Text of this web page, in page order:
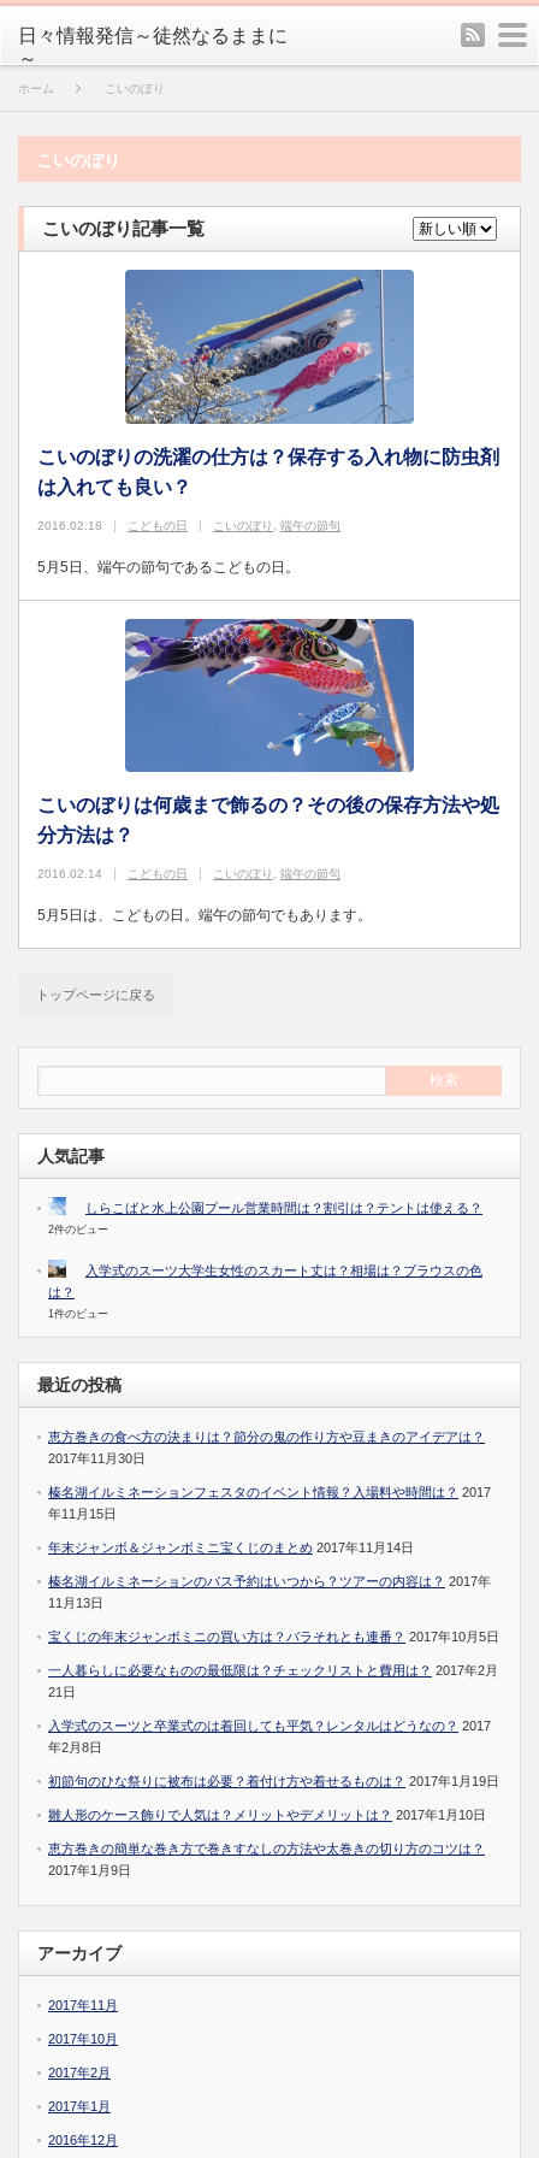
日々情報発信～徒然なるままに
～
rss
ホーム こいのぼり
こいのぼり
こいのぼり記事一覧
こいのぼりの洗濯の仕方は？保存する入れ物に防虫剤
は入れても良い？
2016.02.18 こどもの日 こいのぼり 端午の節句
5月5日、端午の節句であるこどもの日。
こいのぼりは何歳まで飾るの？その後の保存方法や処
分方法は？
2016.02.14 こどもの日 こいのぼり , 端午の節句
5月5日は、こどもの日。端午の節句でもあります。
トップページに戻る
人気記事
しらこばと水上公園プール営業時間は？割引は？テントは使える？
2件のビュー
入学式のスーツ大学生女性のスカート丈は？相場は？ブラウスの色
は？
1件のビュー
最近の投稿
恵方巻きの食べ方の決まりは？節分の鬼の作り方や豆まきのアイデアは？
2017年11月30日
榛名湖イルミネーションフェスタのイベント情報？入場料や時間は？ 2017
年11月15日
年末ジャンボ＆ジャンボミニ宝くじのまとめ 2017年11月14日
榛名湖イルミネーションのバス予約はいつから？ツアーの内容は？ 2017年
11月13日
宝くじの年末ジャンボミニの買い方は？バラそれとも連番？ 2017年10月5日
一人暮らしに必要なものの最低限は？チェックリストと費用は？ 2017年2月
21日
入学式のスーツと卒業式のは着回しても平気？レンタルはどうなの？ 2017
年2月8日
初節句のひな祭りに被布は必要？着付け方や着せるものは？ 2017年1月19日
雛人形のケース飾りで人気は？メリットやデメリットは？ 2017年1月10日
恵方巻きの簡単な巻き方で巻きすなしの方法や太巻きの切り方のコツは？
2017年1月9日
アーカイブ
2017年11月
2017年10月
2017年2月
2017年1月
2016年12月